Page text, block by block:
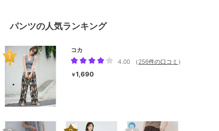
パンツの人気ランキング
コカ
4.00
（ 256件の口コミ ）
￥1,690